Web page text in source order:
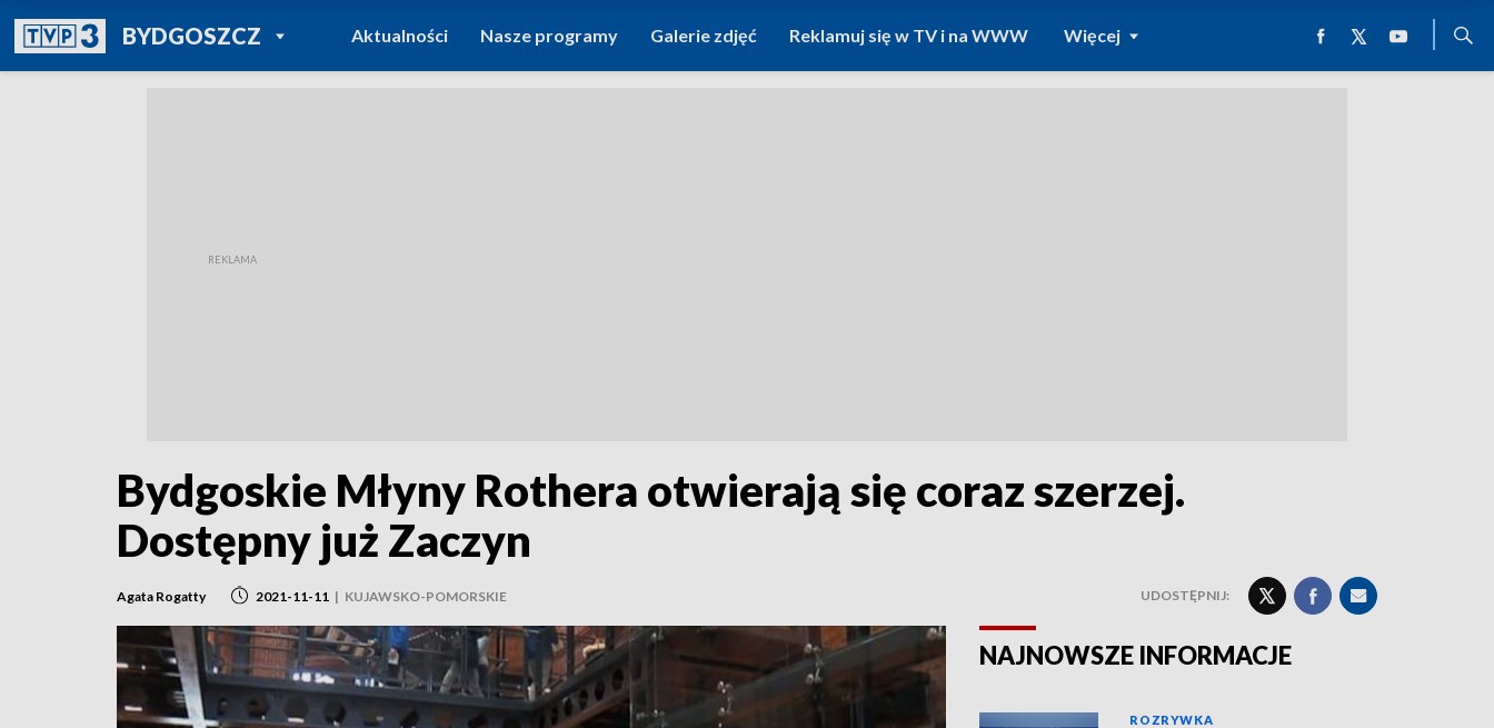
BYDGOSZCZPOWRÓT DO
TVP REGIONY
Aktualności Nasze programy Galerie zdjęć Reklamuj się w TV i na WWW Więcej
Bydgoskie Młyny Rothera otwierają się coraz szerzej.
Dostępny już Zaczyn
Agata Rogatty 2021-11-11 | KUJAWSKO-POMORSKIE UDOSTĘPNIJ:
NAJNOWSZE INFORMACJE
ROZRYWKA